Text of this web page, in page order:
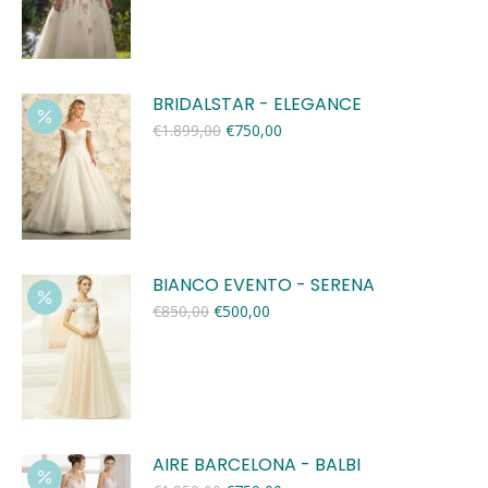
BRIDALSTAR - ELEGANCE
€1.899,00 Oorspronkelijke
€750,00
BIANCO EVENTO - SERENA
€850,00 Oorspronkelijke
€500,00
AIRE BARCELONA - BALBI